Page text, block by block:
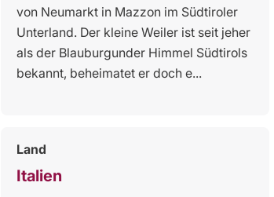
von Neumarkt in Mazzon im Südtiroler
Unterland. Der kleine Weiler ist seit jeher
als der Blauburgunder Himmel Südtirols
bekannt, beheimatet er doch e...
Land
Italien